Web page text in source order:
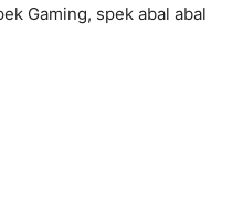
Gaming, spek abal abal